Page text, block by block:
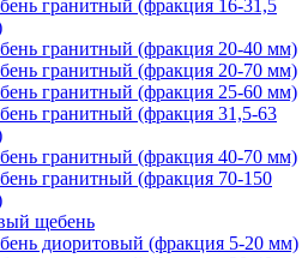
гранитный (фракция 16-31,5
гранитный (фракция 20-40 мм)
гранитный (фракция 20-70 мм)
гранитный (фракция 25-60 мм)
гранитный (фракция 31,5-63
гранитный (фракция 40-70 мм)
гранитный (фракция 70-150
щебень
диоритовый (фракция 5-20 мм)